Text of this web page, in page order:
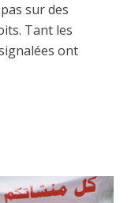
sur des
Tant les
ont